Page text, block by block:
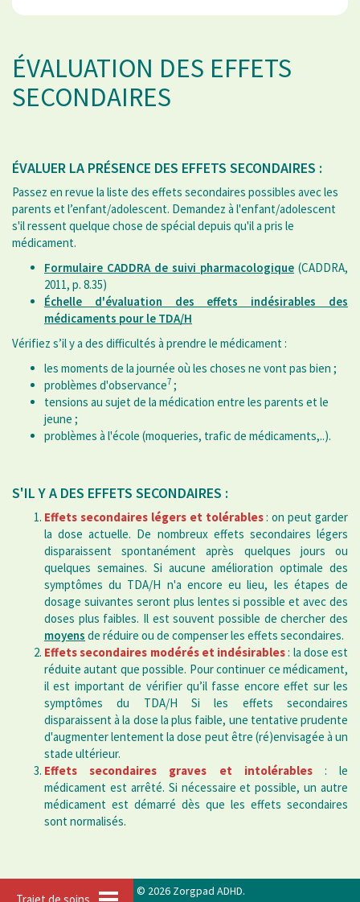
ÉVALUATION DES EFFETS
SECONDAIRES
ÉVALUER LA PRÉSENCE DES EFFETS SECONDAIRES :
Passez en revue la liste des effets secondaires possibles avec les
parents et l’enfant/adolescent. Demandez à l'enfant/adolescent
s'il ressent quelque chose de spécial depuis qu'il a pris le
médicament.
Formulaire CADDRA de suivi pharmacologique (CADDRA,
2011, p. 8.35)
Échelle d'évaluation des effets indésirables des
médicaments pour le TDA/H
Vérifiez s’il y a des difficultés à prendre le médicament :
les moments de la journée où les choses ne vont pas bien ;
problèmes d'observance7 ;
tensions au sujet de la médication entre les parents et le
jeune ;
problèmes à l'école (moqueries, trafic de médicaments,..).
S'IL Y A DES EFFETS SECONDAIRES :
Effets secondaires légers et tolérables: on peut garder
la dose actuelle. De nombreux effets secondaires légers
disparaissent spontanément après quelques jours ou
quelques semaines. Si aucune amélioration optimale des
symptômes du TDA/H n'a encore eu lieu, les étapes de
dosage suivantes seront plus lentes si possible et avec des
doses plus faibles. Il est souvent possible de chercher des
moyens de réduire ou de compenser les effets secondaires.
Effets secondaires modérés et indésirables: la dose est
réduite autant que possible. Pour continuer ce médicament,
il est important de vérifier qu’il fasse encore effet sur les
symptômes du TDA/H Si les effets secondaires
disparaissent à la dose la plus faible, une tentative prudente
d'augmenter lentement la dose peut être (ré)envisagée à un
stade ultérieur.
Effets secondaires graves et intolérables : le
médicament est arrêté. Si nécessaire et possible, un autre
médicament est démarré dès que les effets secondaires
sont normalisés.
© 2026 Zorgpad ADHD.